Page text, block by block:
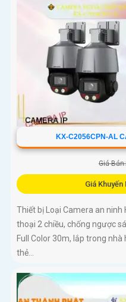
KX-C2056CPN-AL
Giá
Giá Khuyến
Thiết bị Loại Camera an ninh
thoại 2 chiều, chống ngược
Full Color 30m, lắp trong
thẻ...